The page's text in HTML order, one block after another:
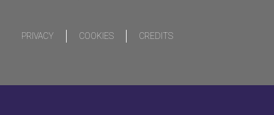
PRIVACY COOKIES CREDITS